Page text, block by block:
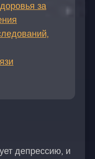
за
депрессию, и